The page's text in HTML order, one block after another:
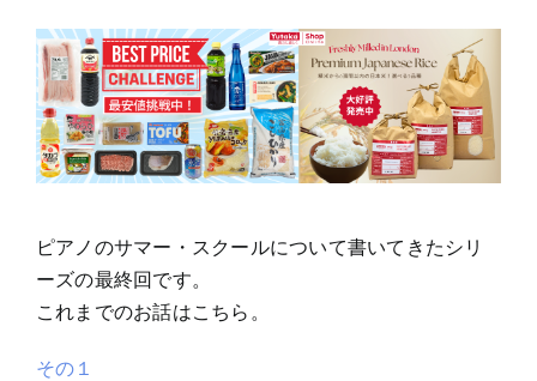
School
そ
の
４
ピアノのサマー・スクールについて書いてきたシリ
ーズの最終回です。
これまでのお話はこちら。
その１